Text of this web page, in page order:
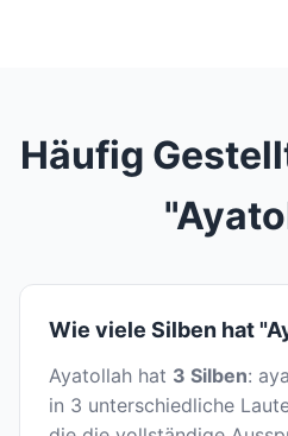
Häufig
Wie viele Silben hat
Ayatollah hat 3 Silben:
in 3 unterschiedliche